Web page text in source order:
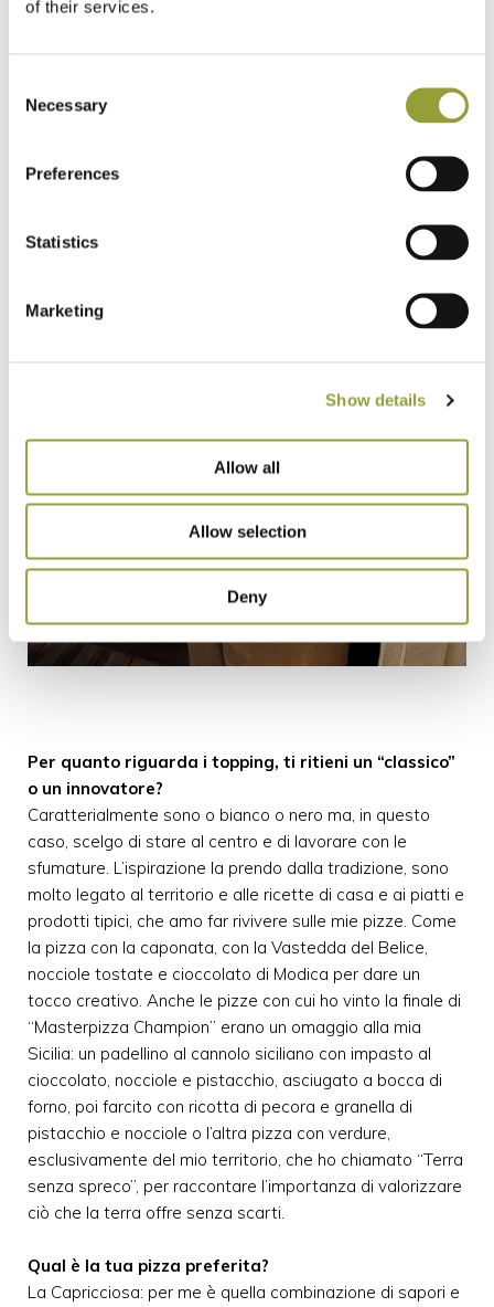
of their services.
Selection
Necessary
Preferences
Statistics
Marketing
Show details
Allow all
Allow selection
Deny
Per quanto riguarda i topping, ti ritieni un “classico”
o un innovatore?
Caratterialmente sono o bianco o nero ma, in questo
caso, scelgo di stare al centro e di lavorare con le
sfumature. L’ispirazione la prendo dalla tradizione, sono
molto legato al territorio e alle ricette di casa e ai piatti e
prodotti tipici, che amo far rivivere sulle mie pizze. Come
la pizza con la caponata, con la Vastedda del Belice,
nocciole tostate e cioccolato di Modica per dare un
tocco creativo. Anche le pizze con cui ho vinto la finale di
“Masterpizza Champion” erano un omaggio alla mia
Sicilia: un padellino al cannolo siciliano con impasto al
cioccolato, nocciole e pistacchio, asciugato a bocca di
forno, poi farcito con ricotta di pecora e granella di
pistacchio e nocciole o l’altra pizza con verdure,
esclusivamente del mio territorio, che ho chiamato “Terra
senza spreco”, per raccontare l’importanza di valorizzare
ciò che la terra offre senza scarti.
Qual è la tua pizza preferita?
La Capricciosa: per me è quella combinazione di sapori e